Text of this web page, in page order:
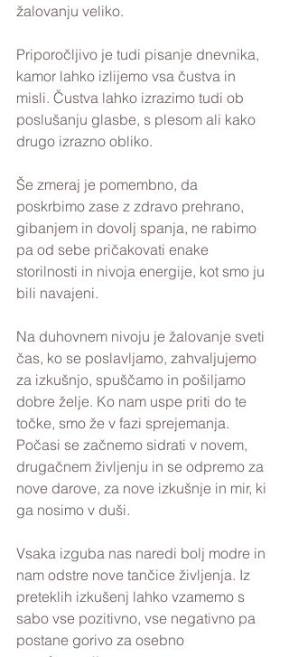
žalovanju veliko.
Priporočljivo je tudi pisanje dnevnika,
kamor lahko izlijemo vsa čustva in
misli. Čustva lahko izrazimo tudi ob
poslušanju glasbe, s plesom ali kako
drugo izrazno obliko.
Še zmeraj je pomembno, da
poskrbimo zase z zdravo prehrano,
gibanjem in dovolj spanja, ne rabimo
pa od sebe pričakovati enake
storilnosti in nivoja energije, kot smo ju
bili navajeni.
Na duhovnem nivoju je žalovanje sveti
čas, ko se poslavljamo, zahvaljujemo
za izkušnjo, spuščamo in pošiljamo
dobre želje. Ko nam uspe priti do te
točke, smo že v fazi sprejemanja.
Počasi se začnemo sidrati v novem,
drugačnem življenju in se odpremo za
nove darove, za nove izkušnje in mir, ki
ga nosimo v duši.
Vsaka izguba nas naredi bolj modre in
nam odstre nove tančice življenja. Iz
preteklih izkušenj lahko vzamemo s
sabo vse pozitivno, vse negativno pa
postane gorivo za osebno